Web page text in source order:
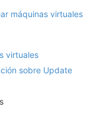
máquinas virtuales
virtuales
sobre Update